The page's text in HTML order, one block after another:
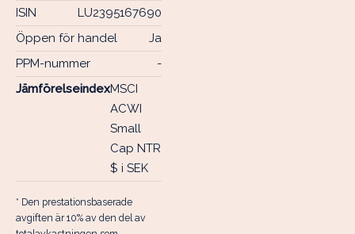
ISIN
LU2395167690
Öppen för handel
Ja
PPM-nummer
-
JämförelseindexMSCI
ACWI
Small
Cap NTR
$ i SEK
* Den prestationsbaserade
avgiften är 10% av den del av